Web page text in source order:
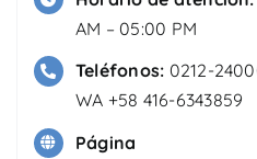
AM – 05:00 PM
Teléfonos: 0212-
WA +58 416-6343859
Página